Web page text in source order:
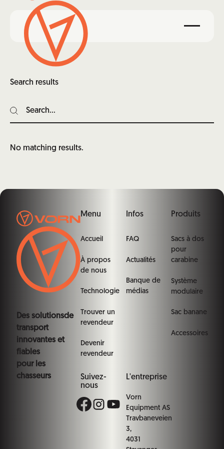
Search results
Search
Search
No matching results.
Pied de page
Des solutionsde
transport
innovantes et
fiables
pour les
chasseurs
Menu
Accueil
À propos
de nous
Technologie
Trouver un
revendeur
Devenir
revendeur
Infos
FAQ
Actualités
Banque de
médias
Produits
Sacs à dos
pour
carabine
Système
modulaire
Sac banane
Accessoires
Suivez-
nous
L'entreprise
Vorn
Equipment AS
Travbaneveien
3,
4031